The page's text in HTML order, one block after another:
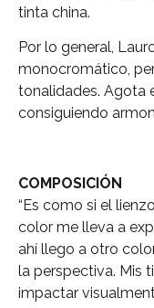
tinta china.
Por lo general,
monocromático,
tonalidades. Agota
consiguiendo
COMPOSICIÓN
“Es como si el
color me lleva a
ahí llego a otro
la perspectiva. Mis
impactar